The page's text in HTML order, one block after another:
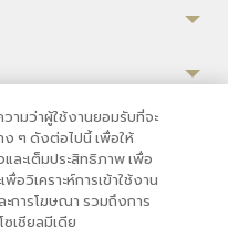
ช้งาน
นโยบายคุกกี้
าษฎร์ในกรุงเทพ
ามว่าผู้ใช้งานยอมรับที่จะ
ๆ ดังต่อไปนี้ เพื่อให้
ละเต็มประสิทธิภาพ เพื่อ
อวิเคราะห์การเข้าใช้งาน
ะการโฆษณา รวมถึงการ
เชียลมีเดีย